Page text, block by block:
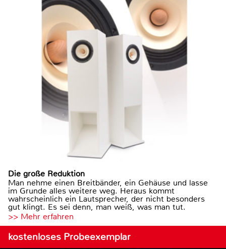
Die große Reduktion
Man nehme einen Breitbänder, ein Gehäuse und lasse
im Grunde alles weitere weg. Heraus kommt
wahrscheinlich ein Lautsprecher, der nicht besonders
gut klingt. Es sei denn, man weiß, was man tut.
>> Mehr erfahren
kostenloses Probeexemplar